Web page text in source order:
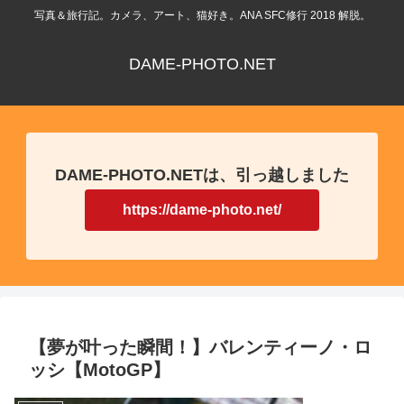
写真＆旅行記。カメラ、アート、猫好き。ANA SFC修行 2018 解脱。
DAME-PHOTO.NET
DAME-PHOTO.NETは、引っ越しました
https://dame-photo.net/
【夢が叶った瞬間！】バレンティーノ・ロ
ッシ【MotoGP】